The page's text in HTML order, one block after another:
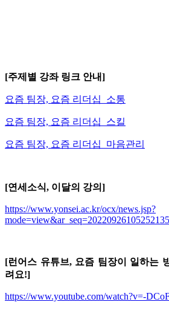
[주제별 강좌 링크 안내]
요즘 팀장, 요즘 리더십_소통
요즘 팀장, 요즘 리더십_스킬
요즘 팀장, 요즘 리더십_마음관리
[연세소식, 이달의 강의]
https://www.yonsei.ac.kr/ocx/news.jsp?
[런어스 유튜브, 요즘 팀장이 일하는
려요!]
https://www.youtube.com/watch?v=-